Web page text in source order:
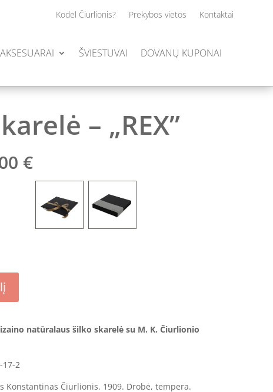
Kodėl Čiurlionis? Prekybos vietos Kontaktai
ŠVIESTUVAI DOVANŲ KUPONAI
– „REX”
€Price
range:
85.00 €
through
90.00 €
natūralaus šilko skarelė su M. K. Čiurlionio
17-2
Konstantinas Čiurlionis. 1909. Drobė, tempera.